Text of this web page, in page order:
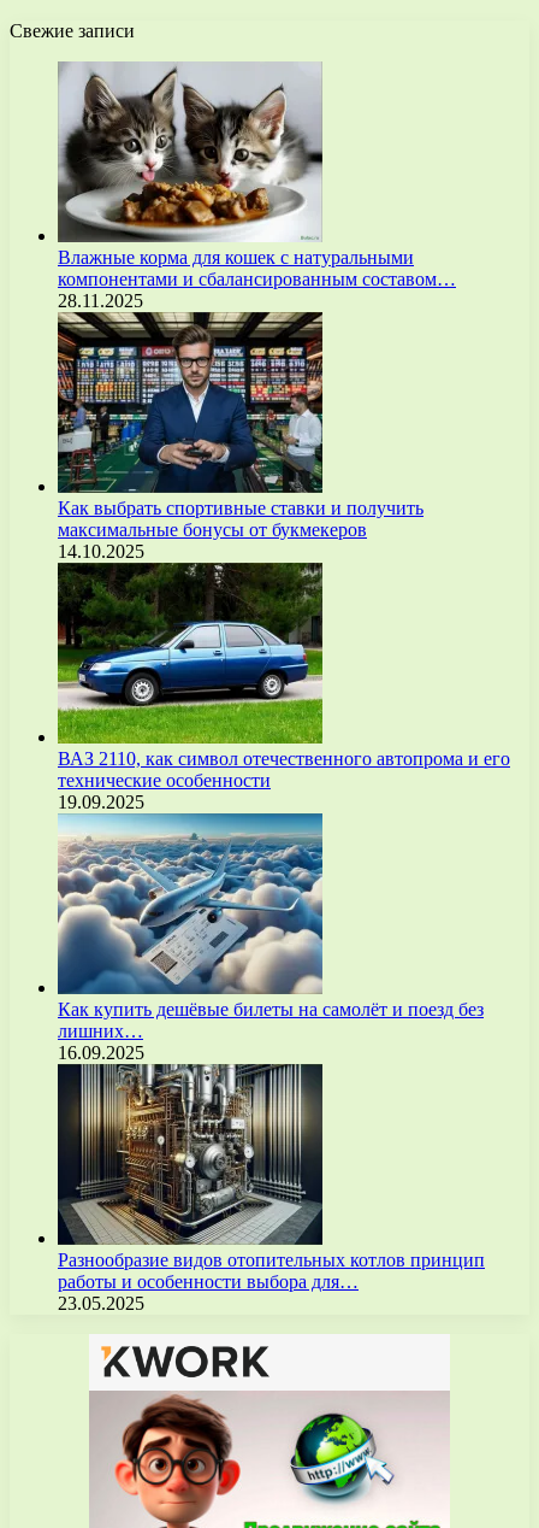
Свежие записи
Влажные корма для кошек с натуральными
компонентами и сбалансированным составом…
28.11.2025
Как выбрать спортивные ставки и получить
максимальные бонусы от букмекеров
14.10.2025
ВАЗ 2110, как символ отечественного автопрома и его
технические особенности
19.09.2025
Как купить дешёвые билеты на самолёт и поезд без
лишних…
16.09.2025
Разнообразие видов отопительных котлов принцип
работы и особенности выбора для…
23.05.2025